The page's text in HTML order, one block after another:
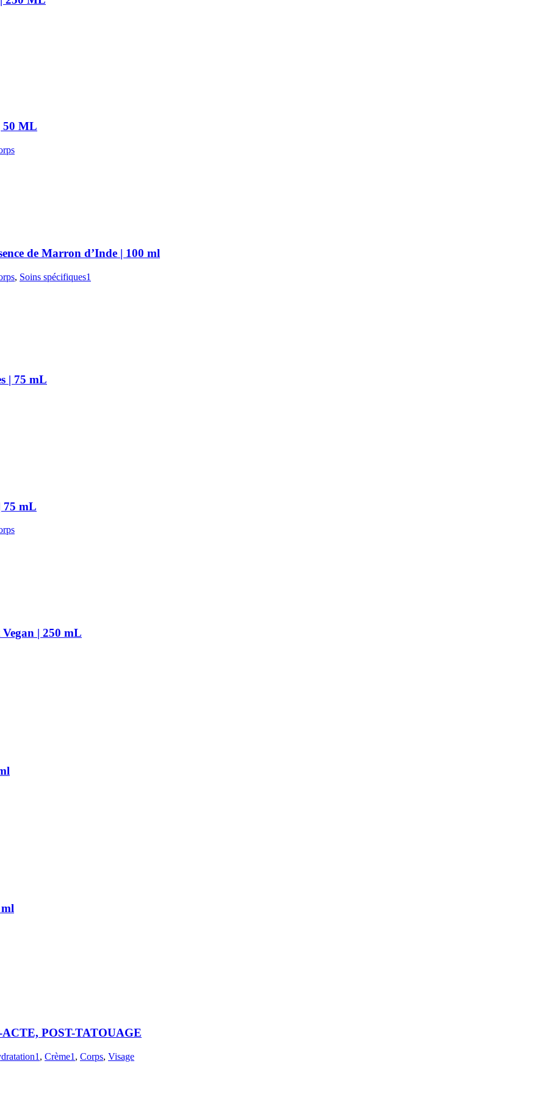
50 ML
de Marron d’Inde | 100 ml
, Soins spécifiques1
| 75 mL
75 mL
| 250 mL
ACTE, POST-TATOUAGE
, Crème1 , Corps, Visage